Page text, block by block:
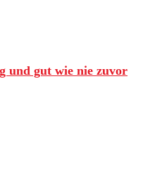
und gut wie nie zuvor